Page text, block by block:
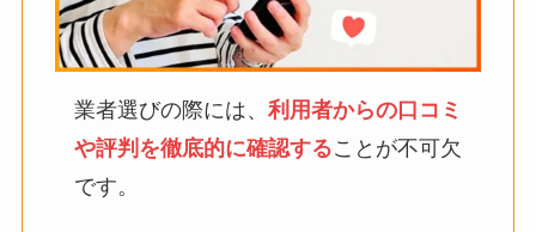
業者選びの際には、 利用者からの口コミ
や評判を徹底的に確認することが不可欠
です。